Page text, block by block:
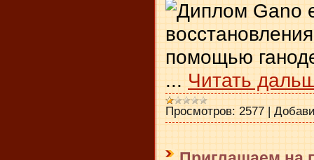
... Читать
Просмотров: 2577 |